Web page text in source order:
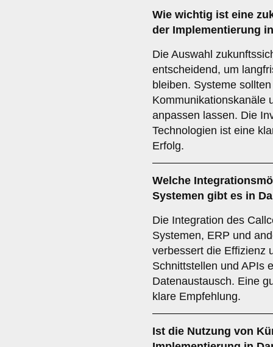
Wie wichtig ist eine
der Implementierung
Die Auswahl
entscheidend, um
bleiben. Systeme
Kommunikationskanäle
anpassen lassen. Die
Technologien ist eine
Erfolg.
Welche
Systemen gibt es in
Die Integration des
Systemen, ERP und
verbessert die Effizienz
Schnittstellen und APIs
Datenaustausch. Eine
klare Empfehlung.
Ist die Nutzung von